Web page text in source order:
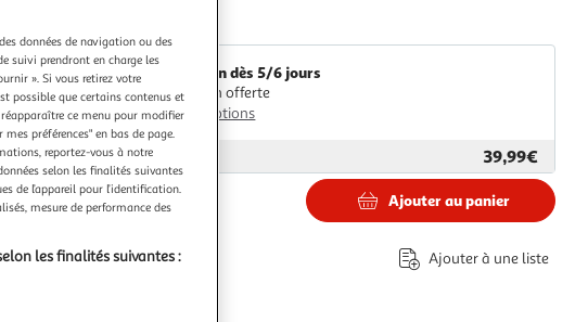
sur le bouton pour choisir l
Livraison dès 5/6 jours
Livraison offerte
Plus d'options
Vendu parLexibookShop 39,99€
Ajouter au panier
Ajouter à une liste
données de navigation ou des
suivi prendront en charge les
». Si vous retirez votre
possible que certains contenus et
ce menu pour modifier
préférences" en bas de page.
reportez-vous à notre
selon les finalités suivantes
de l’appareil pour l’identification.
mesure de performance des
les finalités suivantes :